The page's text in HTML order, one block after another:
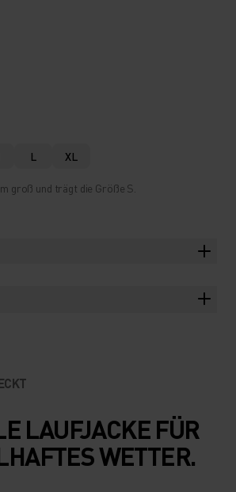
L XL
groß und trägt die Größe S.
LAUFJACKE FÜR
WETTER.